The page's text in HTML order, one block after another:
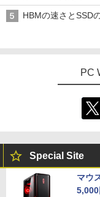
HBMの速さとSSD
PC
Special Site
マウ
5,000